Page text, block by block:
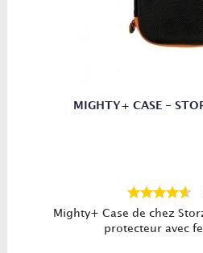
MIGHTY+ CASE -
Mighty+ Case de chez
protecteur avec